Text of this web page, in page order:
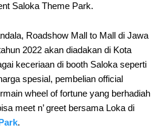
Saloka Theme Park.
Roadshow Mall to Mall di Jawa
2022 akan diadakan di Kota
keceriaan di booth Saloka seperti
spesial, pembelian official
wheel of fortune yang berhadiah
meet n’ greet bersama Loka di
.